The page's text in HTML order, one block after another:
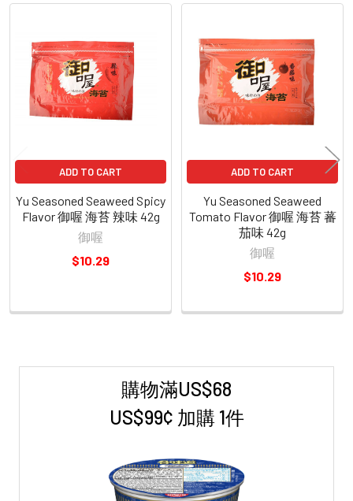
購物滿US$68
US$99¢ 加購 1件
Related
Products
ADD TO CART
Yu Seasoned Seaweed Spicy
Flavor 御喔 海苔 辣味 42g
御喔
$10.29
ADD TO CART
Yu Seasoned Seaweed
Tomato Flavor 御喔 海苔 蕃
茄味 42g
御喔
$10.29